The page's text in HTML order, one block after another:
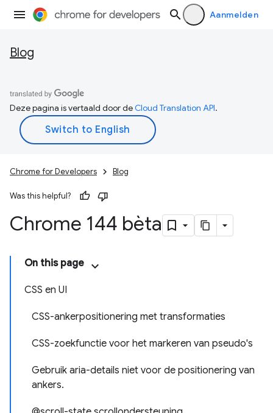
Aanmelden
Blog
Deze pagina is vertaald door deCloud Translation API.
Chrome for Developers Blog
Was this helpful?
Chrome 144 bèta
On this page
CSS en UI
CSS-ankerpositionering met transformaties
CSS-zoekfunctie voor het markeren van pseudo's
Gebruik aria-details niet voor de positionering van
ankers.